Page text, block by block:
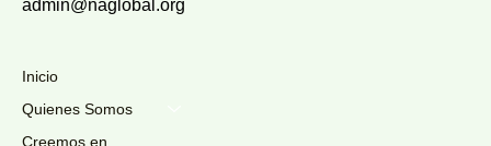
admin@naglobal.org
Inicio
Quienes Somos
Creemos en